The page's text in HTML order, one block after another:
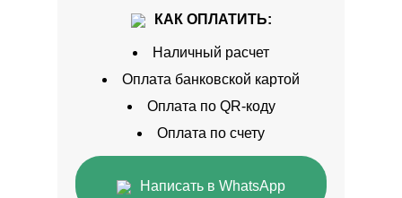
КАК ОПЛАТИТЬ:
Наличный расчет
Оплата банковской картой
Оплата по QR-коду
Оплата по счету
Написать в WhatsApp